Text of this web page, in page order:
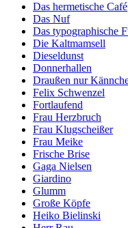
Das hermetische Café
Das Nuf
Das typographische
Die Kaltmamsell
Dieseldunst
Donnerhallen
Draußen nur
Felix Schwenzel
Fortlaufend
Frau Herzbruch
Frau Klugscheißer
Frau Meike
Frische Brise
Gaga Nielsen
Giardino
Glumm
Große Köpfe
Heiko Bielinski